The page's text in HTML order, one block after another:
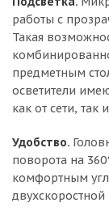
работы с
Такая
предметным
осветители
как от сети, так
Удобство.
поворота на
комфортным